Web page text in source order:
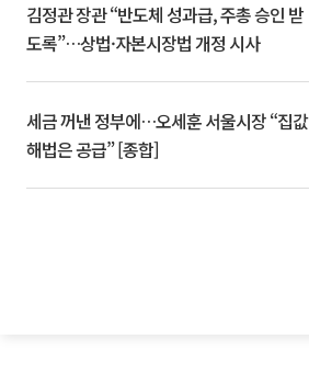
김정관 장관 “반도체 성과급, 주총 승인 받
도록”…상법·자본시장법 개정 시사
세금 꺼낸 정부에…오세훈 서울시장 “집값
해법은 공급” [종합]